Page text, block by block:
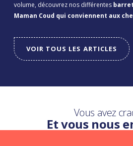
volume, découvrez nos différentes
Maman Coud qui conviennent aux
VOIR TOUS LES ARTICLES
Vous avez
Et vous nous